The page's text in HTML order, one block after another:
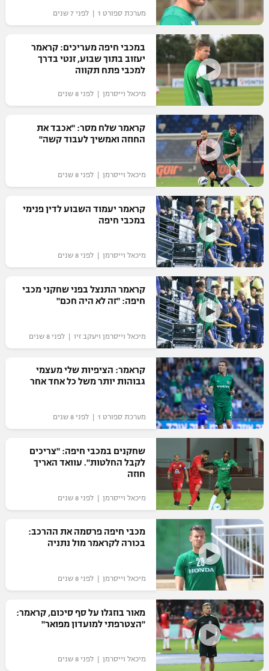
"מחצית בשכונה" – פודקאסט
משתתפים וזוכים בפרסים
תקנון משתתפים וזוכים בפרסים
תקנון עבור פעילות אלקטרה
תקנון עבור פעילות ספורט 1 – "מרלן"
גיימינג E-Sports
תנאי שימוש
מדיניות פרטיות
תקנון פעילות ספורט 1
רשיון להקרנה פומבית לבית עסק
הצטרפות לחבילת הערוצים
לוח דרושים – ג'ובנט
תגיות
המגזין
אופניים
ספורט מוטורי
כדורמים
בייסבול MLB
ספורט אתגרי ואקסטרים
אומנויות לחימה
גיימינג E-Sports
מערכת ספורט 1 | לפני 7 שנים
במכבי חיפה מעריכים: קראמר
יעזוב בתוך שבוע, זנטי בדרך
למכבי פתח תקווה
מיכאל וייסרמן | לפני 8 שנים
קראמר שלח מסר: "אכבד את
החוזה ואמשיך לעבוד קשה"
מיכאל וייסרמן | לפני 8 שנים
קראמר יעמוד השבוע לדין פנימי
במכבי חיפה
מיכאל וייסרמן | לפני 8 שנים
קראמר התנצל בפני שחקני מכבי
חיפה: "זה לא היה חכם"
מיכאל וייסרמן ויעקב זיו | לפני 8 שנים
קראמר: הציפיות שלי מעצמי
גבוהות יותר משל כל אחד אחר
מערכת ספורט 1 | לפני 8 שנים
שחקנים במכבי חיפה: "צריכים
לקבל החלטות". עוואד האריך
חוזה
מיכאל וייסרמן | לפני 8 שנים
מכבי חיפה פרסמה את ההרכב:
בכורה לקראמר מול נתניה
מיכאל וייסרמן | לפני 8 שנים
מאור בוזגלו על סף סיכום, קראמר:
"הצטרפתי למועדון מפואר"
מיכאל וייסרמן | לפני 8 שנים